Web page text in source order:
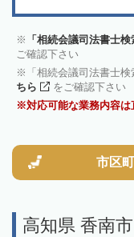
「相続会議司法書士
ご確認下さい
「相続会議司法書士
ちら
をご確認下さい
対応可能な業務内容
市区
高知県 香南